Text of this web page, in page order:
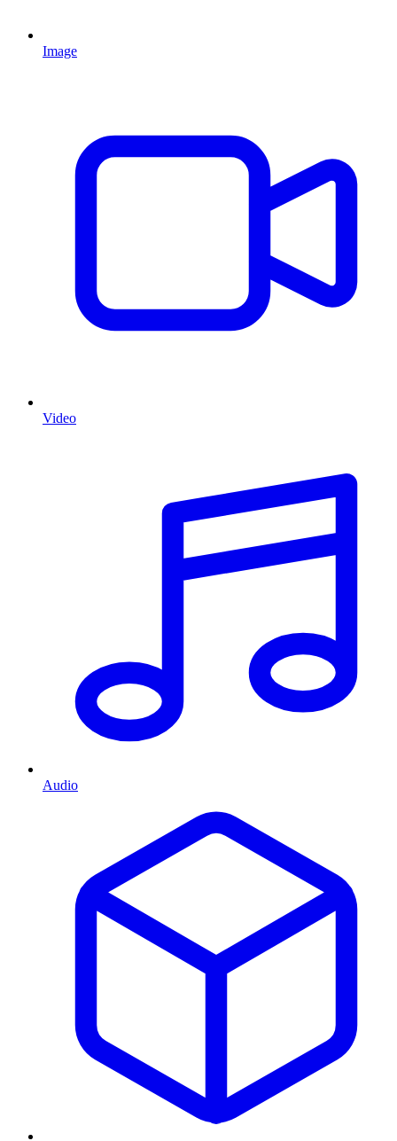
Image
Video
Audio